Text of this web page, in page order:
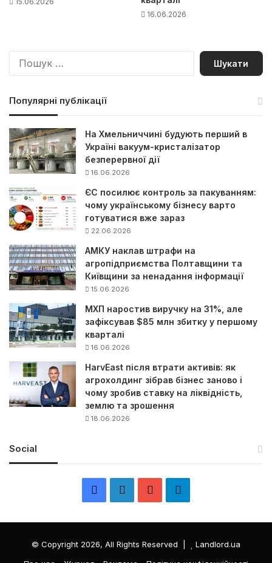
16.06.2026
П
Популярні публікації
На Хмельниччині будують перший в
Україні вакуум-кристалізатор
безперервної дії
16.06.2026
ЄС посилює контроль за пакуванням:
чому українському бізнесу варто
готуватися вже зараз
22.06.2026
АМКУ наклав штрафи на
агропідприємства Полтавщини та
Київщини за ненадання інформації
15.06.2026
МХП наростив виручку на 31%, але
зафіксував $85 млн збитку у першому
кварталі
16.06.2026
HarvEast після втрати активів: як
агрохолдинг зібрав бізнес заново і
чому зробив ставку на ліквідність,
землю та зрошення
18.06.2026
Social
л
© Copyright 2026, All Rights Reserved |
Landlord.ua